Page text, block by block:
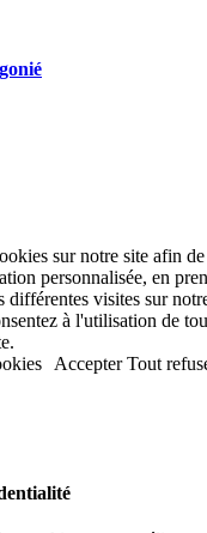
sur notre site afin
personnalisée, en
différentes visites sur
à l'utilisation de
Accepter Tout